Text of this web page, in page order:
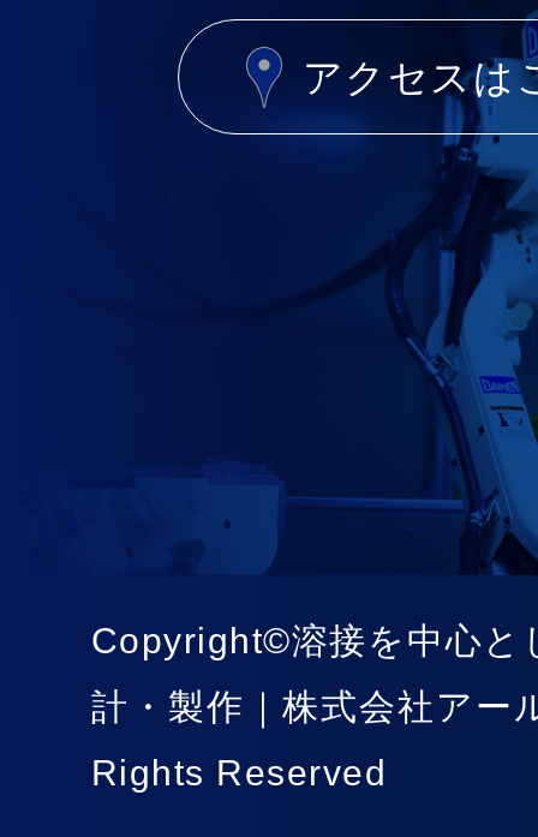
アクセスは
Copyright©溶接を中心と
計・製作｜株式会社アー
Rights Reserved